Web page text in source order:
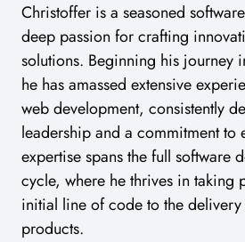
Christoffer is a seasoned
deep passion for crafting
solutions. Beginning his journey
he has amassed extensive
web development, consistently
leadership and a commitment to
expertise spans the full software
cycle, where he thrives in taking
initial line of code to the
products.